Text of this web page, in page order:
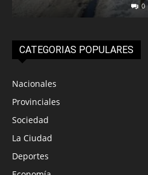
0
CATEGORIAS POPULARES
Nacionales
Provinciales
Sociedad
La Ciudad
Deportes